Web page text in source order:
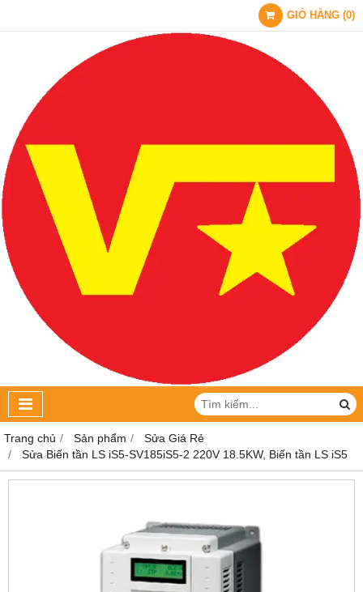
GIỎ HÀNG (0)
Trang chủ Sản phẩm
Sửa Giá Rẻ
Sửa Biến tần LS iS5-SV185iS5-2 220V 18.5KW, Biến tần LS iS5